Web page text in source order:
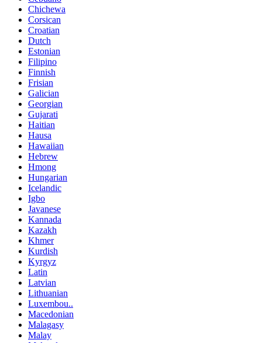
Chichewa
Corsican
Croatian
Dutch
Estonian
Filipino
Finnish
Frisian
Galician
Georgian
Gujarati
Haitian
Hausa
Hawaiian
Hebrew
Hmong
Hungarian
Icelandic
Igbo
Javanese
Kannada
Kazakh
Khmer
Kurdish
Kyrgyz
Latin
Latvian
Lithuanian
Luxembou..
Macedonian
Malagasy
Malay